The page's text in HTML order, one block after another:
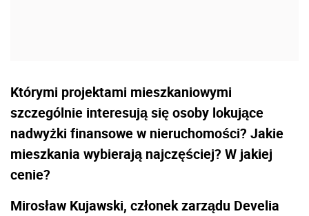
Którymi projektami mieszkaniowymi
szczególnie interesują się osoby lokujące
nadwyżki finansowe w nieruchomości? Jakie
mieszkania wybierają najczęściej? W jakiej
cenie?
Mirosław Kujawski, członek zarządu Develia